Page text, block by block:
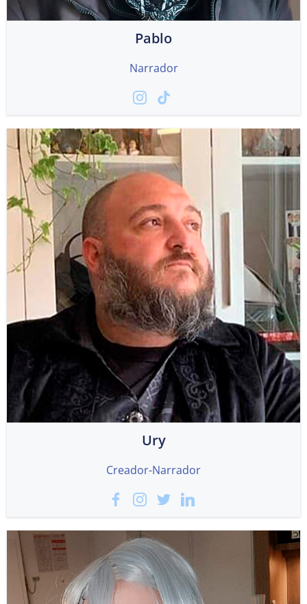
Pablo
Narrador
Ury
Creador-Narrador